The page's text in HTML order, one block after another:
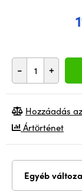
- +
Hozzáadás
Ártörténet